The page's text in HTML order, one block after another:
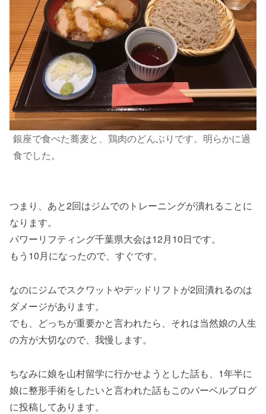
銀座で食べた蕎麦と、鶏肉のどんぶりです。明らかに過
食でした。
つまり、あと2回はジムでのトレーニングが潰れることに
なります。
パワーリフティング千葉県大会は12月10日です。
もう10月になったので、すぐです。
なのにジムでスクワットやデッドリフトが2回潰れるのは
ダメージがあります。
でも、どっちが重要かと言われたら、それは当然娘の人生
の方が大切なので、我慢します。
ちなみに娘を山村留学に行かせようとした話も、1年半に
娘に整形手術をしたいと言われた話もこのバーベルブログ
に投稿してあります。